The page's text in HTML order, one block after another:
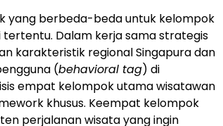
yang berbeda-beda untuk kelompok
Dalam kerja sama strategis
karakteristik regional Singapura dan
(behavioral tag) di
empat kelompok utama wisatawan
khusus. Keempat kelompok
perjalanan wisata yang ingin